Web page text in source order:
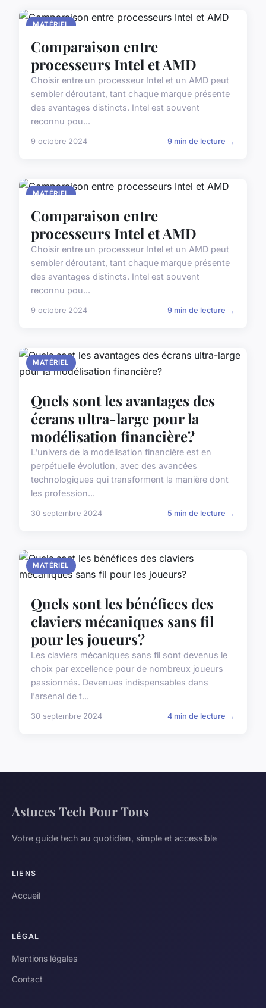
MATÉRIEL
Comparaison entre
processeurs Intel et AMD
Choisir entre un processeur Intel et un AMD peut
sembler déroutant, tant chaque marque présente
des avantages distincts. Intel est souvent
reconnu pou...
9 octobre 2024 9 min de lecture →
MATÉRIEL
Comparaison entre
processeurs Intel et AMD
Choisir entre un processeur Intel et un AMD peut
sembler déroutant, tant chaque marque présente
des avantages distincts. Intel est souvent
reconnu pou...
9 octobre 2024 9 min de lecture →
MATÉRIEL
Quels sont les avantages des
écrans ultra-large pour la
modélisation financière?
L'univers de la modélisation financière est en
perpétuelle évolution, avec des avancées
technologiques qui transforment la manière dont
les profession...
30 septembre 2024 5 min de lecture →
MATÉRIEL
Quels sont les bénéfices des
claviers mécaniques sans fil
pour les joueurs?
Les claviers mécaniques sans fil sont devenus le
choix par excellence pour de nombreux joueurs
passionnés. Devenues indispensables dans
l'arsenal de t...
30 septembre 2024 4 min de lecture →
Astuces Tech Pour Tous
Votre guide tech au quotidien, simple et accessible
LIENS
Accueil
LÉGAL
Mentions légales
Contact